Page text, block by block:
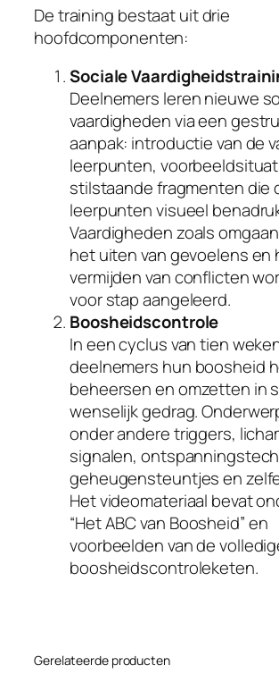
r
m
De training bestaat uit drie
hoofdcomponenten:
Sociale
Deelnemers leren nieuwe
vaardigheden via een
aanpak: introductie van de
leerpunten,
stilstaande fragmenten die
leerpunten visueel
Vaardigheden zoals
het uiten van gevoelens en
vermijden van conflicten
voor stap aangeleerd.
Boosheidscontrole
In een cyclus van tien
deelnemers hun boosheid
beheersen en omzetten in
wenselijk gedrag.
onder andere triggers,
signalen,
geheugensteuntjes en
Het videomateriaal bevat
“Het ABC van Boosheid” en
voorbeelden van de
boosheidscontroleketen.
Gerelateerde producten